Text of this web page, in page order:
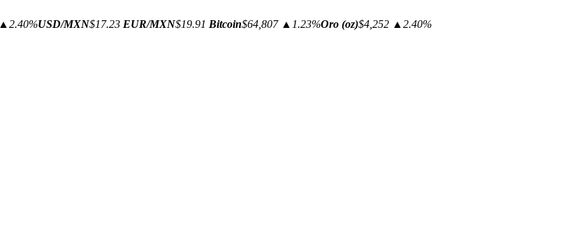
▲2.40%USD/MXN$17.23 EUR/MXN$19.91 Bitcoin$64,807 ▲1.23%Oro (oz)$4,252 ▲2.40%